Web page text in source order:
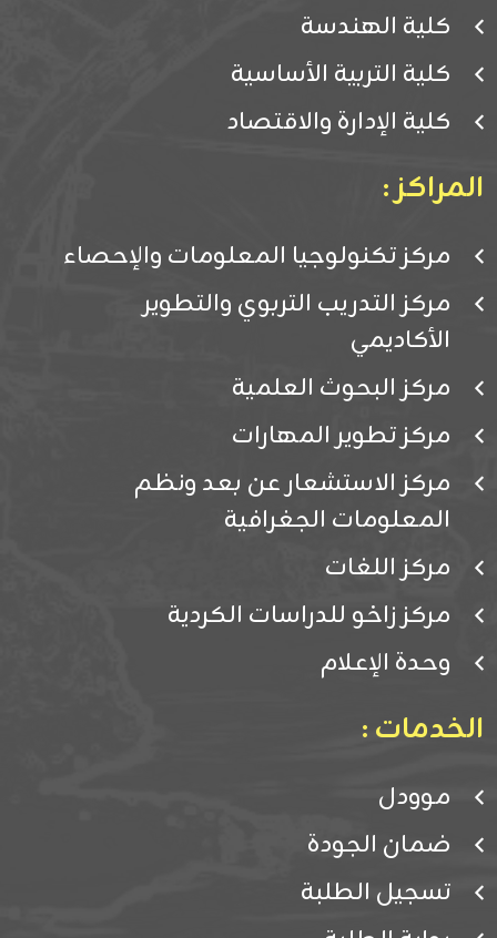
كلية الهندسة
كلية التربية الأساسية
كلية الإدارة والاقتصاد
المراكز :
مركز تكنولوجيا المعلومات والإحصاء
مركز التدريب التربوي والتطوير
الأكاديمي
مركز البحوث العلمية
مركز تطوير المهارات
مركز الاستشعار عن بعد ونظم
المعلومات الجغرافية
مركز اللغات
مركز زاخو للدراسات الكردية
وحدة الإعلام
الخدمات :
موودل
ضمان الجودة
تسجيل الطلبة